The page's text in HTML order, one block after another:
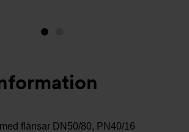
Bild
nu)
flänsar DN50/80, PN40/16